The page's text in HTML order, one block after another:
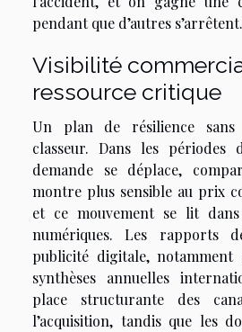
pendant que d’autres s’arrêtent.
Visibilité
ressource critique
Un plan de résilience sans
classeur. Dans les périodes
demande se déplace,
montre plus sensible au prix
et ce mouvement se lit
numériques. Les rapports
publicité digitale, notamment
synthèses annuelles
place structurante des
l’acquisition, tandis que les